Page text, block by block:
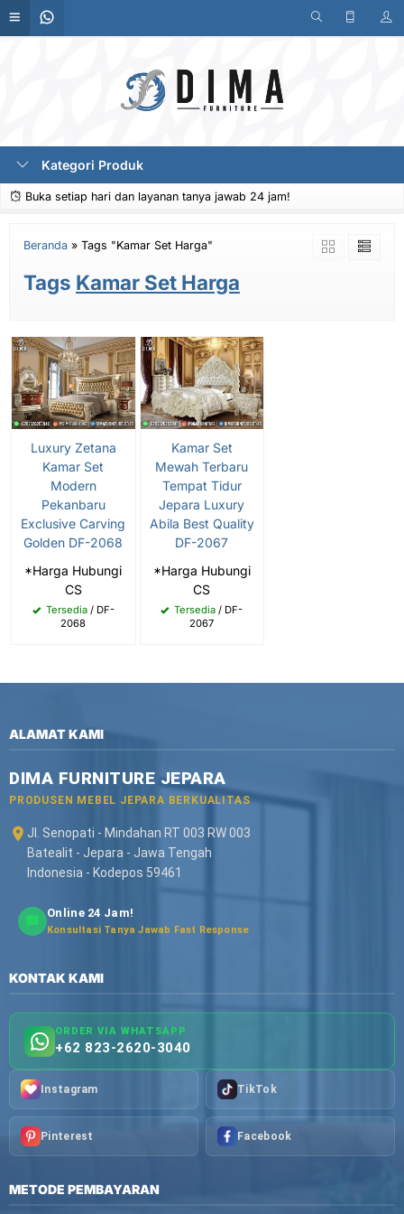
Kategori Produk
Buka setiap hari dan layanan tanya jawab 24 jam!
Beranda » Tags "Kamar Set Harga"
Tags Kamar Set Harga
Luxury Zetana
Kamar Set
Modern
Pekanbaru
Exclusive Carving
Golden DF-2068
*Harga Hubungi
CS
Tersedia/ DF-
2068
Kamar Set
Mewah Terbaru
Tempat Tidur
Jepara Luxury
Abila Best Quality
DF-2067
*Harga Hubungi
CS
Tersedia / DF-
2067
ALAMAT KAMI
DIMA FURNITURE JEPARA
PRODUSEN MEBEL JEPARA BERKUALITAS
Jl. Senopati - Mindahan RT 003 RW 003
Batealit - Jepara - Jawa Tengah
Indonesia - Kodepos 59461
Online 24 Jam!
Konsultasi Tanya Jawab Fast Response
KONTAK KAMI
ORDER VIA WHATSAPP
+62 823-2620-3040
Instagram TikTok
Pinterest Facebook
METODE PEMBAYARAN